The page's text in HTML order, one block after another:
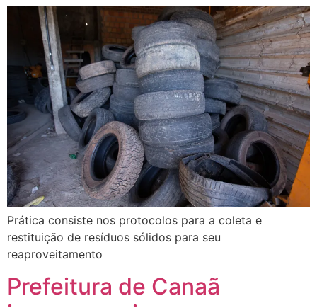
Prática consiste nos protocolos para a coleta e
restituição de resíduos sólidos para seu
reaproveitamento
Prefeitura de Canaã